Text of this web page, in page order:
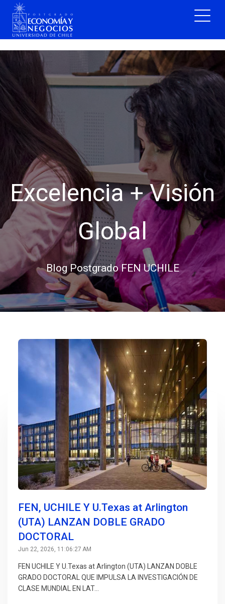
Blog Postgrado FEN
UCHILE
Excelencia + Visión
Global
Blog Postgrado FEN UCHILE
FEN, UCHILE Y U.Texas at Arlington
(UTA) LANZAN DOBLE GRADO
DOCTORAL
Jun 22, 2026, 11:06:27 AM
FEN UCHILE Y U.Texas at Arlington (UTA) LANZAN DOBLE
GRADO DOCTORAL QUE IMPULSA LA INVESTIGACIÓN DE
CLASE MUNDIAL EN LAT...